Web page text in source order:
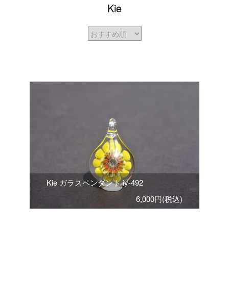
Kie
Kie ガラスペンダント iy-492
6,000円(税込)